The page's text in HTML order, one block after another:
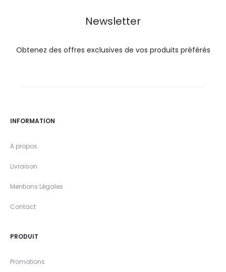
Newsletter
Obtenez des offres exclusives de vos produits préférés
INFORMATION
A propos
Livraison
Mentions Légales
Contact
PRODUIT
Promotions